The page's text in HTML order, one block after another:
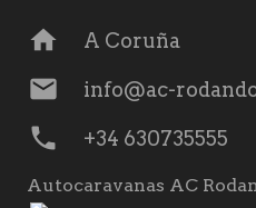
home A Coruña
mail info@ac-
phone +34 630735555
Autocaravanas AC